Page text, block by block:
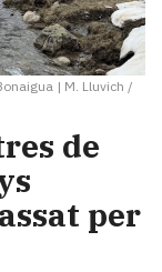
| M. Lluvich /
de
per